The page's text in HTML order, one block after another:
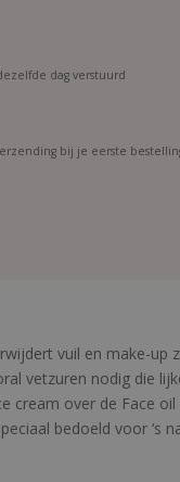
dag verstuurd
bij je eerste
vuil en make-
vetzuren nodig die
cream over de Face
bedoeld voor ‘s